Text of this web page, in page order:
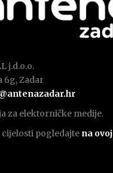
j.d.o.o.
6g, Zadar
za elektorničke medije.
pogledajte na ovoj